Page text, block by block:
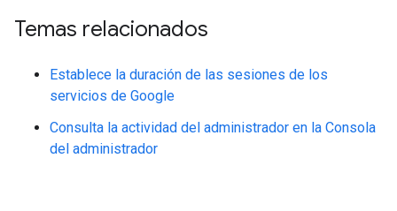
Temas relacionados
Establece la duración de las sesiones de los
servicios de Google
Consulta la actividad del administrador en la Consola
del administrador